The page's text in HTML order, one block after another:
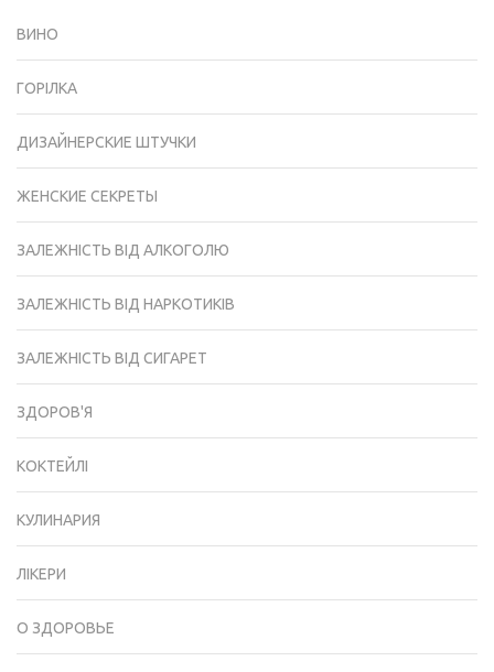
ВИНО
ГОРІЛКА
ДИЗАЙНЕРСКИЕ ШТУЧКИ
ЖЕНСКИЕ СЕКРЕТЫ
ЗАЛЕЖНІСТЬ ВІД АЛКОГОЛЮ
ЗАЛЕЖНІСТЬ ВІД НАРКОТИКІВ
ЗАЛЕЖНІСТЬ ВІД СИГАРЕТ
ЗДОРОВ'Я
КОКТЕЙЛІ
КУЛИНАРИЯ
ЛІКЕРИ
О ЗДОРОВЬЕ